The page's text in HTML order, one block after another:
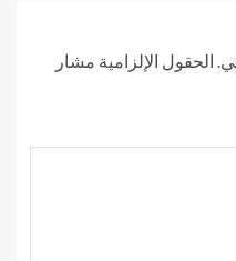
الحقول الإلزامية مشار